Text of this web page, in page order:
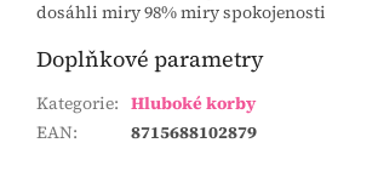
dosáhli miry 98% miry spokojenosti
Doplňkové parametry
Kategorie: Hluboké korby
EAN: 8715688102879